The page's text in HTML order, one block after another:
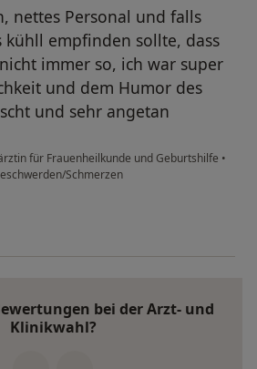
nettes Personal und falls
kühll empfinden sollte, dass
immer so, ich war super
und dem Humor des
und sehr angetan
für Frauenheilkunde und Geburtshilfe •
Schmerzen
bei der Arzt- und
Klinikwahl?